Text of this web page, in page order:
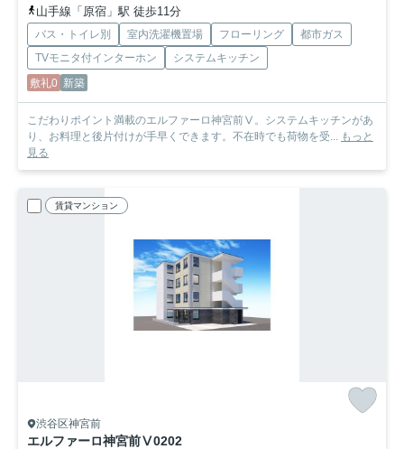
山手線「原宿」駅 徒歩11分
バス・トイレ別 室内洗濯機置場 フローリング
都市ガス
TVモニタ付インターホン
システムキッチン
敷礼0 新築
こだわりポイント満載のエルファーロ神宮前Ⅴ。システムキッチンがあ
り、お料理と後片付けが手早くできます。不在時でも荷物を受... もっと
見る
賃貸マンション
渋谷区神宮前
エルファーロ神宮前Ⅴ0202